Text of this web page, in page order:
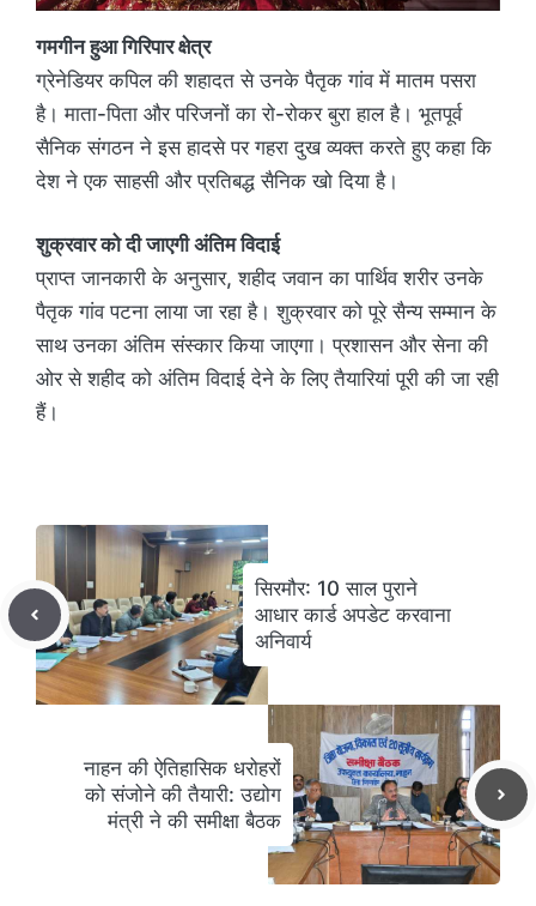
गमगीन हुआ गिरिपार क्षेत्र
ग्रेनेडियर कपिल की शहादत से उनके पैतृक गांव में मातम पसरा
है। माता-पिता और परिजनों का रो-रोकर बुरा हाल है। भूतपूर्व
सैनिक संगठन ने इस हादसे पर गहरा दुख व्यक्त करते हुए कहा कि
देश ने एक साहसी और प्रतिबद्ध सैनिक खो दिया है।
शुक्रवार को दी जाएगी अंतिम विदाई
प्राप्त जानकारी के अनुसार, शहीद जवान का पार्थिव शरीर उनके
पैतृक गांव पटना लाया जा रहा है। शुक्रवार को पूरे सैन्य सम्मान के
साथ उनका अंतिम संस्कार किया जाएगा। प्रशासन और सेना की
ओर से शहीद को अंतिम विदाई देने के लिए तैयारियां पूरी की जा रही
हैं।
सिरमौर: 10 साल पुराने
आधार कार्ड अपडेट करवाना
अनिवार्य
नाहन की ऐतिहासिक धरोहरों
को संजोने की तैयारी: उद्योग
मंत्री ने की समीक्षा बैठक